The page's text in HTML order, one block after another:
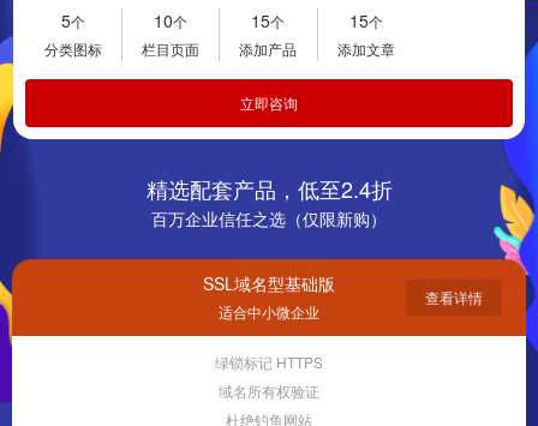
5个
分类图标
10个
栏目页面
15个
添加产品
15个
添加文章
立即咨询
精选配套产品，低至2.4折
百万企业信任之选（仅限新购）
SSL域名型基础版
适合中小微企业
查看详情
绿锁标记 HTTPS
域名所有权验证
杜绝钓鱼网站